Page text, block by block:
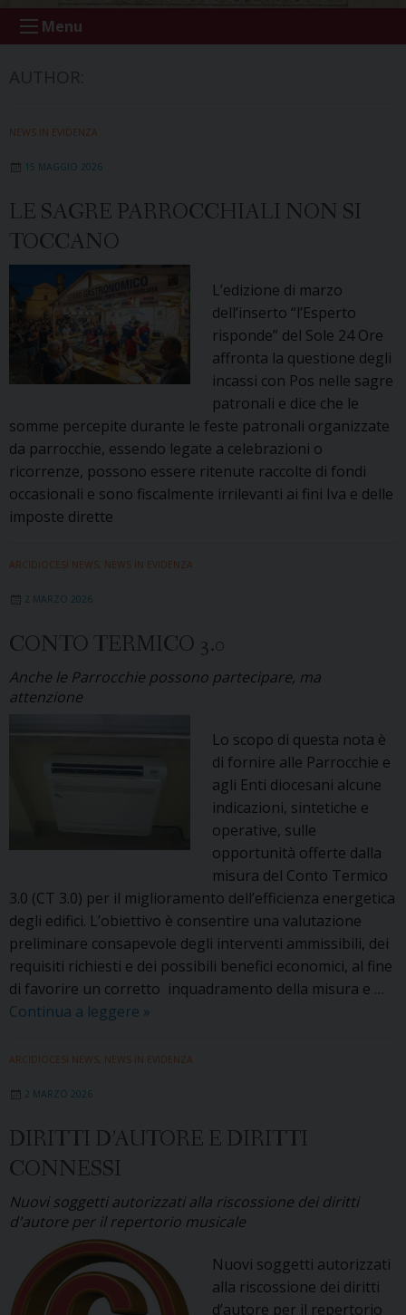
Menu
NEWS IN EVIDENZA
15 MAGGIO 2026
LE SAGRE PARROCCHIALI NON SI
TOCCANO
L’edizione di marzo
dell’inserto “l’Esperto
risponde” del Sole 24 Ore
affronta la questione degli
incassi con Pos nelle sagre
patronali e dice che le
somme percepite durante le feste patronali organizzate
da parrocchie, essendo legate a celebrazioni o
ricorrenze, possono essere ritenute raccolte di fondi
occasionali e sono fiscalmente irrilevanti ai fini Iva e delle
imposte dirette
ARCIDIOCESI NEWS NEWS IN EVIDENZA
2 MARZO 2026
CONTO TERMICO 3.0
Anche le Parrocchie possono partecipare, ma
attenzione
Lo scopo di questa nota è
di fornire alle Parrocchie e
agli Enti diocesani alcune
indicazioni, sintetiche e
operative, sulle
opportunità offerte dalla
misura del Conto Termico
3.0 (CT 3.0) per il miglioramento dell’efficienza energetica
degli edifici. L’obiettivo è consentire una valutazione
preliminare consapevole degli interventi ammissibili, dei
requisiti richiesti e dei possibili benefici economici, al fine
di favorire un corretto inquadramento della misura e …
Continua a leggere Conto
3.0
»
ARCIDIOCESI NEWS NEWS IN EVIDENZA
2 MARZO 2026
DIRITTI D’AUTORE E DIRITTI
CONNESSI
Nuovi soggetti autorizzati alla riscossione dei diritti
d'autore per il repertorio musicale
Nuovi soggetti autorizzati
alla riscossione dei diritti
d’autore per il repertorio